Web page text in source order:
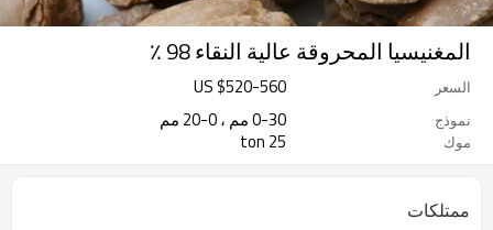
المغنيسيا المحروقة عالية النقاء 98 ٪
السعر US $520-560
نموذج 0-30 مم ، 0-20 مم
موك 25 ton
ممتلكات